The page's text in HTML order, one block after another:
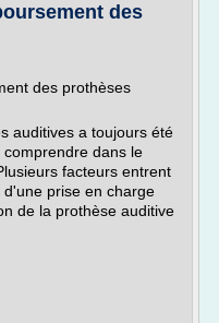
des
des prothèses
auditives a toujours été
dans le
facteurs entrent
prise en charge
de la prothèse auditive